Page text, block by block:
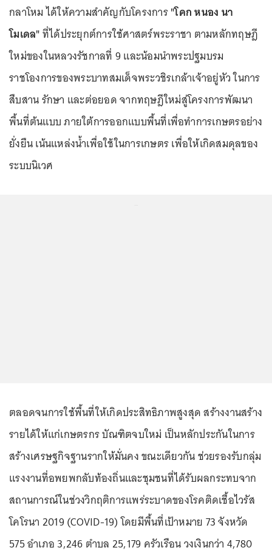
กลาโหม ได้ให้ความสำคัญกับโครงการ"โคก หนอง นา
โมเดล"ที่ได้ประยุกต์การใช้ศาสตร์พระราชา ตามหลักทฤษฎี
ใหม่ของในหลวงรัชกาลที่ 9 และน้อมนำพระปฐมบรม
ราชโองการของพระบาทสมเด็จพระวชิรเกล้าเจ้าอยู่หัว ในการ
สืบสาน รักษา และต่อยอด จากทฤษฎีใหม่สู่โครงการพัฒนา
พื้นที่ต้นแบบ ภายใต้การออกแบบพื้นที่เพื่อทำการเกษตรอย่าง
ยั่งยืน เน้นแหล่งน้ำเพื่อใช้ในการเกษตร เพื่อให้เกิดสมดุลของ
ระบบนิเวศ
ตลอดจนการใช้พื้นที่ให้เกิดประสิทธิภาพสูงสุด สร้างงานสร้าง
รายได้ให้แก่เกษตรกร บัณฑิตจบใหม่ เป็นหลักประกันในการ
สร้างเศรษฐกิจฐานรากให้มั่นคง ขณะเดียวกัน ช่วยรองรับกลุ่ม
แรงงานที่อพยพกลับท้องถิ่นและชุมชนที่ได้รับผลกระทบจาก
สถานการณ์ในช่วงวิกฤติการแพร่ระบาดของโรคติดเชื้อไวรัส
โคโรนา 2019 (COVID-19) โดยมีพื้นที่เป้าหมาย 73 จังหวัด
575 อำเภอ 3,246 ตำบล 25,179 ครัวเรือน วงเงินกว่า 4,780